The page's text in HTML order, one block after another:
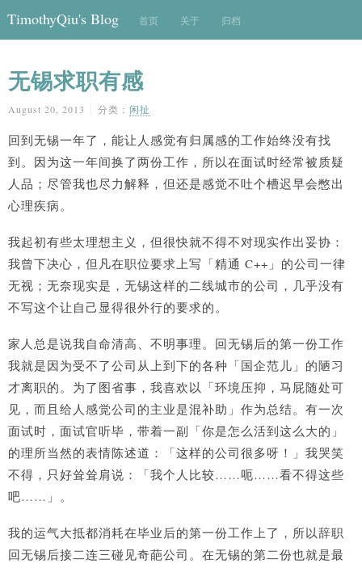
TimothyQiu's Blog 首页 关于 归档
无锡求职有感
August 20, 2013 分类： 闲扯
回到无锡一年了，能让人感觉有归属感的工作始终没有找
到。因为这一年间换了两份工作，所以在面试时经常被质疑
人品；尽管我也尽力解释，但还是感觉不吐个槽迟早会憋出
心理疾病。
我起初有些太理想主义，但很快就不得不对现实作出妥协：
我曾下决心，但凡在职位要求上写「精通 C++」的公司一律
无视；无奈现实是，无锡这样的二线城市的公司，几乎没有
不写这个让自己显得很外行的要求的。
家人总是说我自命清高、不明事理。回无锡后的第一份工作
我就是因为受不了公司从上到下的各种「国企范儿」的陋习
才离职的。为了图省事，我喜欢以「环境压抑，马屁随处可
见，而且给人感觉公司的主业是混补助」作为总结。有一次
面试时，面试官听毕，带着一副「你是怎么活到这么大的」
的理所当然的表情陈述道：「这样的公司很多呀！」我哭笑
不得，只好耸耸肩说：「我个人比较……呃……看不得这些
吧……」。
我的运气大抵都消耗在毕业后的第一份工作上了，所以辞职
回无锡后接二连三碰见奇葩公司。在无锡的第二份也就是最